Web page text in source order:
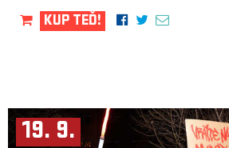
KUP TEĎ!
19. 9.